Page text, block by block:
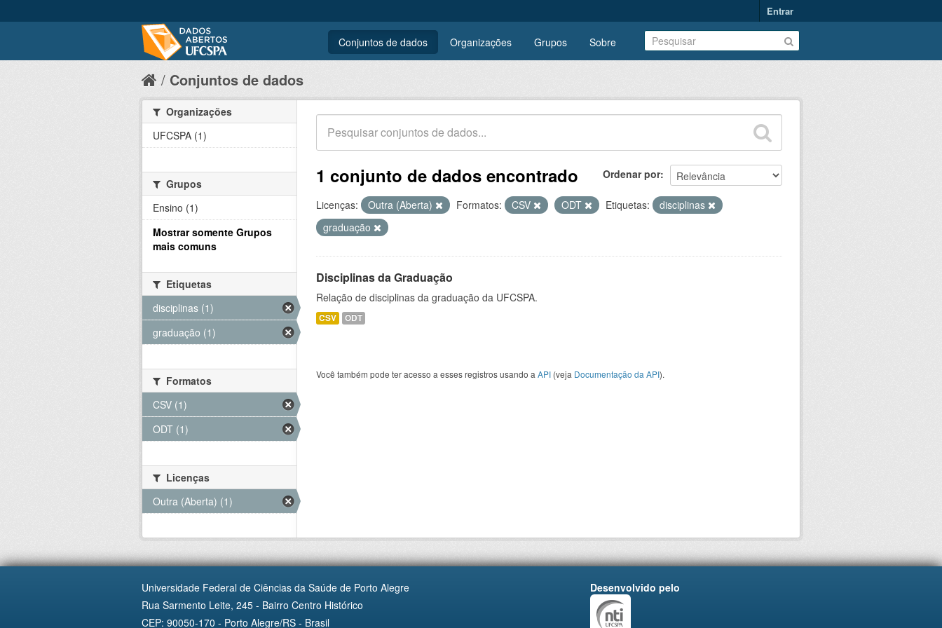
Entrar
Conjuntos de dados Organizações Grupos Sobre
Conjuntos de dados
Ordenar por
1 conjunto de dados encontrado
Licenças: Outra (Aberta) Formatos: CSV ODT Etiquetas:
disciplinas
graduação
Disciplinas da Graduação
Relação de disciplinas da graduação da UFCSPA.
CSV ODT
Você também pode ter acesso a esses registros usando a API (veja Documentação da API).
Organizações
UFCSPA (1)
Grupos
Ensino (1)
Mostrar somente Grupos
mais comuns
Etiquetas
disciplinas (1)
graduação (1)
Formatos
CSV (1)
ODT (1)
Licenças
Outra (Aberta) (1)
Universidade Federal de Ciências da Saúde de Porto Alegre
Rua Sarmento Leite, 245 - Bairro Centro Histórico
CEP: 90050-170 - Porto Alegre/RS - Brasil
Desenvolvido pelo